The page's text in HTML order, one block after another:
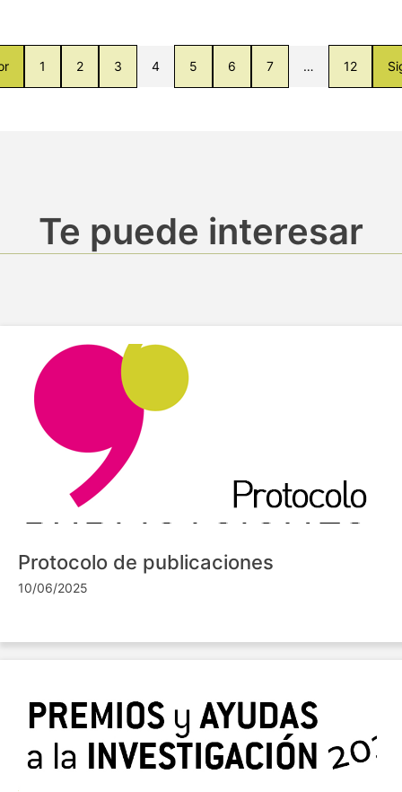
1 2 3 4 5 6 7 … 12
Te puede interesar
Protocolo de publicaciones
10/06/2025